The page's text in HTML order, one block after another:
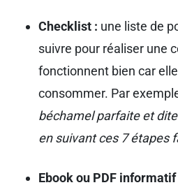
Checklist : une liste de
suivre pour réaliser une
fonctionnent bien car
consommer. Par
béchamel parfaite et
en suivant ces 7 étapes
Ebook ou PDF informatif